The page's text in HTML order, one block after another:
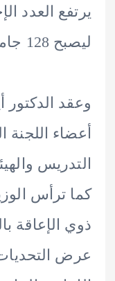
العدد
الدكتور أيمن
اللجنة
والهيئة
الوزير
التحديات التي